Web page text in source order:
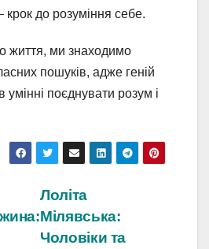
крок до розуміння себе.
життя, ми знаходимо
пошуків, адже геній
поєднувати розум і
Лоліта
Мілявська:
Чоловіки та